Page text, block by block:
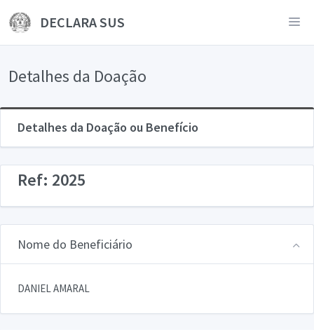
DECLARA SUS
Detalhes da Doação
Detalhes da Doação ou Benefício
Ref: 2025
Nome do Beneficiário
DANIEL AMARAL